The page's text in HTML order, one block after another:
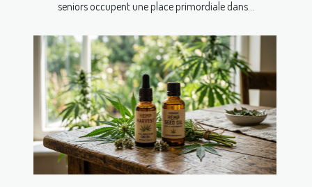
seniors occupent une place primordiale dans...